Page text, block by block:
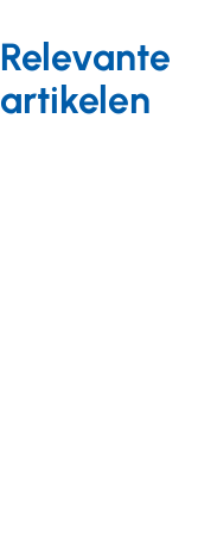
Relevante
artikelen